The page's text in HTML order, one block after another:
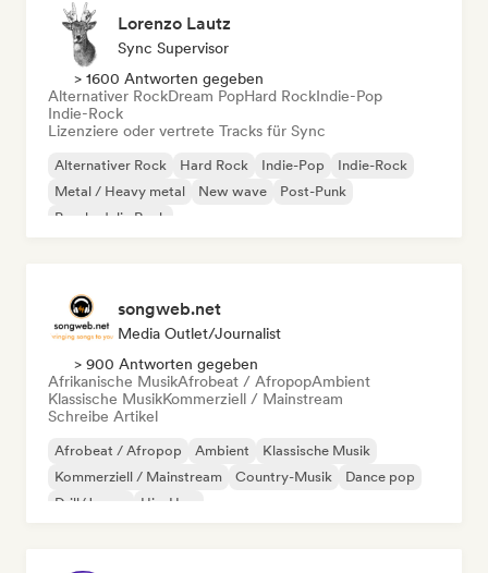
Lorenzo Lautz
Sync Supervisor
> 1600 Antworten gegeben
Alternativer RockDream PopHard RockIndie-Pop
Indie-Rock
Lizenziere oder vertrete Tracks für Sync
Alternativer Rock Hard Rock Indie-Pop
Indie-Rock
Metal / Heavy metal
New wave
Post-Punk
Psychedelic Rock
songweb.net
Media Outlet/Journalist
> 900 Antworten gegeben
Afrikanische MusikAfrobeat / AfropopAmbient
Klassische MusikKommerziell / Mainstream
Schreibe Artikel
Afrobeat / Afropop Ambient
Klassische Musik
Kommerziell / Mainstream
Country-Musik
Dance pop
Drill/Jersey
Hip-Hop